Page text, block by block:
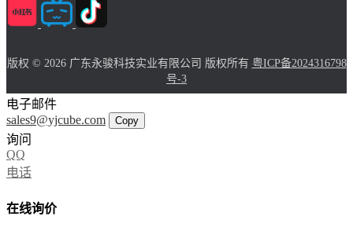
版权 © 2026 广东永骏科技实业有限公司 版权所有 粤ICP备2024316798
号-3
电子邮件
sales9@yjcube.com
Copy
询问
QQ
电话
在线询价